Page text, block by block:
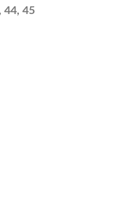
44, 45